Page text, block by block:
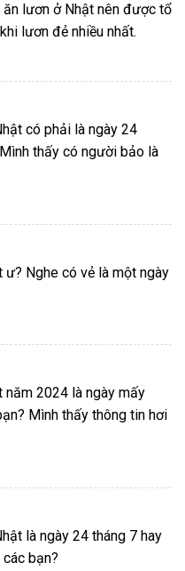
ăn lươn ở Nhật nên được tổ
lươn đẻ nhiều nhất.
có phải là ngày 24
thấy có người bảo là
ư? Nghe có vẻ là một ngày
năm 2024 là ngày mấy
Mình thấy thông tin hơi
là ngày 24 tháng 7 hay
bạn?